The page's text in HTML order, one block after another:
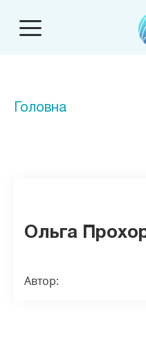
Головна
Ольга
Автор: